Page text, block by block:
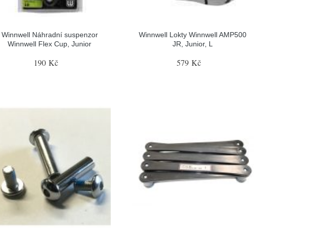
Winnwell Náhradní suspenzor
Winnwell Flex Cup, Junior
190 Kč
Winnwell Lokty Winnwell AMP500
JR, Junior, L
579 Kč